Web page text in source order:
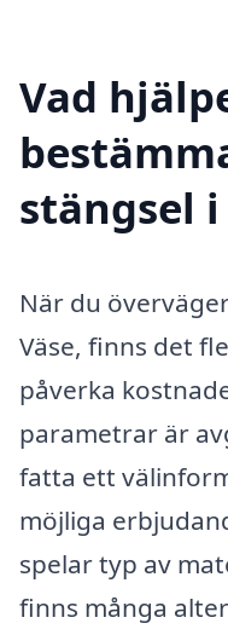
Vad
stängsel i
När du
Väse, finns det
påverka
parametrar är
fatta ett
möjliga
spelar typ av
finns många